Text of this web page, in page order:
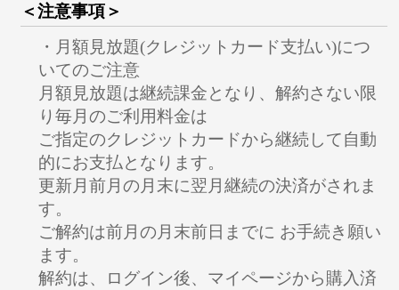
＜注意事項＞
・月額見放題(クレジットカード支払い)につ
いてのご注意
月額見放題は継続課金となり、解約さない限
り毎月のご利用料金は
ご指定のクレジットカードから継続して自動
的にお支払となります。
更新月前月の月末に翌月継続の決済がされま
す。
ご解約は前月の月末前日までに お手続き願い
ます。
解約は、ログイン後、マイページから購入済